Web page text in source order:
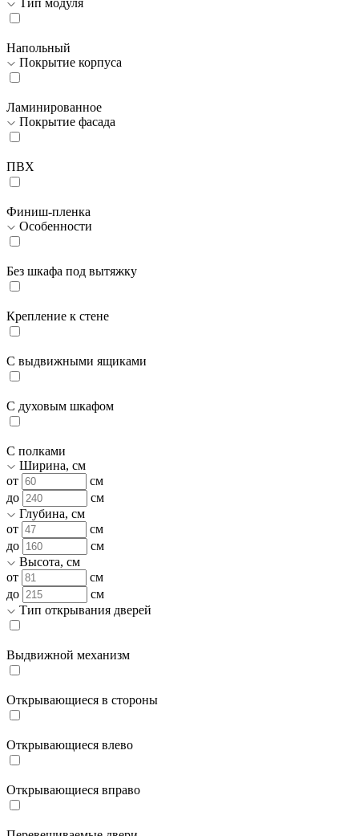
Тип модуля
Напольный
Покрытие корпуса
Ламинированное
Покрытие фасада
ПВХ
Финиш-пленка
Особенности
Без шкафа под вытяжку
Крепление к стене
С выдвижными ящиками
С духовым шкафом
С полками
Ширина, см
от
см
до
см
Глубина, см
от
см
до
см
Высота, см
от
см
до
см
Тип открывания дверей
Выдвижной механизм
Открывающиеся в стороны
Открывающиеся влево
Открывающиеся вправо